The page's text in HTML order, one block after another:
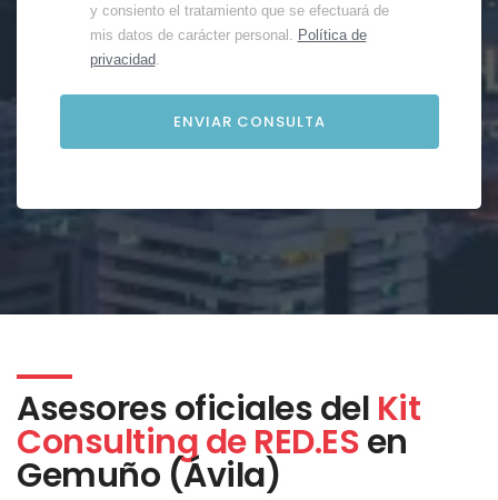
y consiento el tratamiento que se efectuará de
mis datos de carácter personal. Política de
privacidad.
Asesores oficiales del Kit
Consulting de RED.ESen
Gemuño (Ávila)